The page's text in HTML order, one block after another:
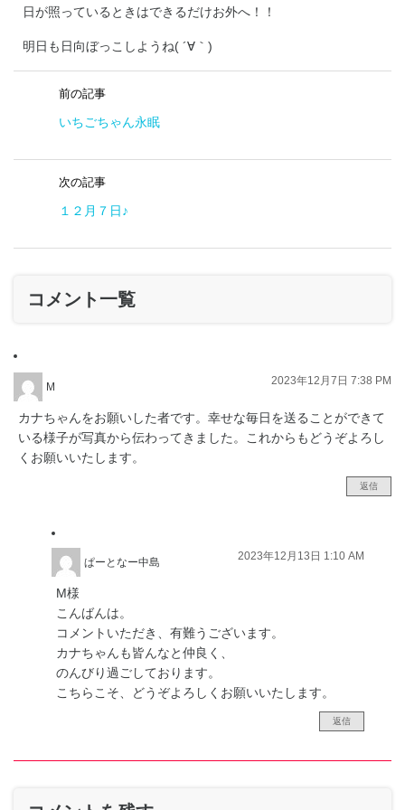
日が照っているときはできるだけお外へ！！
明日も日向ぼっこしようね( ´∀｀)
前の記事
いちごちゃん永眠
次の記事
１２月７日♪
コメント一覧
M 2023年12月7日 7:38 PM
カナちゃんをお願いした者です。幸せな毎日を送ることができて
いる様子が写真から伝わってきました。これからもどうぞよろし
くお願いいたします。
返信
ぱーとなー中島 2023年12月13日 1:10 AM
M様
こんばんは。
コメントいただき、有難うございます。
カナちゃんも皆んなと仲良く、
のんびり過ごしております。
こちらこそ、どうぞよろしくお願いいたします。
返信